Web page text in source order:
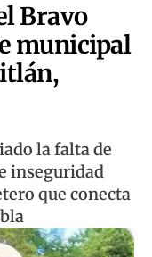
Bravo
municipal
la falta de
inseguridad
que conecta